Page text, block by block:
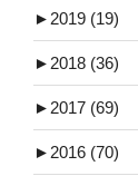
► 2019 (19)
► 2018 (36)
► 2017 (69)
► 2016 (70)